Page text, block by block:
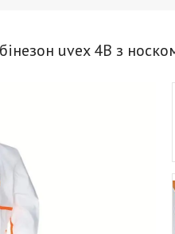
uvex 4B з